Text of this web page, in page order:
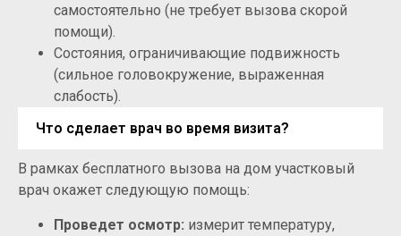
самостоятельно (не требует вызова скорой
помощи).
Состояния, ограничивающие подвижность
(сильное головокружение, выраженная
слабость).
Что сделает врач во время визита?
В рамках бесплатного вызова на дом участковый
врач окажет следующую помощь:
Проведет осмотр: измерит температуру,